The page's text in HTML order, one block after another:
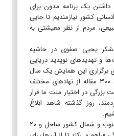
داشتن یک برنامه مدون برای
کشور نیازمندیم تا جایی
مردم از نظر معیشتی به
یحیی صفوی در حاشیه
و تهدیدهای نوپدید دریایی
برگزاری این همایش یک سال
کار پژوهشی انجام شد و حدود ۳۰۰ مقاله از نهادهای مختلف
در اختیار ملت ما قرار
روز گذشته شاهد ابلاغ
وی افزود: ما ۲۷۰۰ کیلومتر در جنوب و شمال کشور ساحل و ۲۰